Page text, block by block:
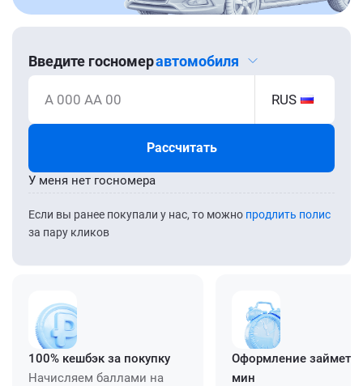
Введите госномеравтомобиля
А 000 АА 00 RUS
Рассчитать
Если вы ранее покупали у нас, то можно продлить полис
за пару кликов
У меня нет госномера
100% кешбэк за покупку
Начисляем баллами на
Оформление займет
мин